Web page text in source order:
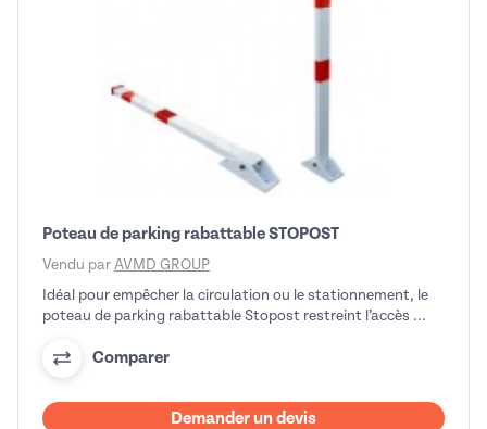
Poteau de parking rabattable STOPOST
Vendu par AVMD GROUP
Idéal pour empêcher la circulation ou le stationnement, le
poteau de parking rabattable Stopost restreint l’accès ...
Comparer
Demander un devis